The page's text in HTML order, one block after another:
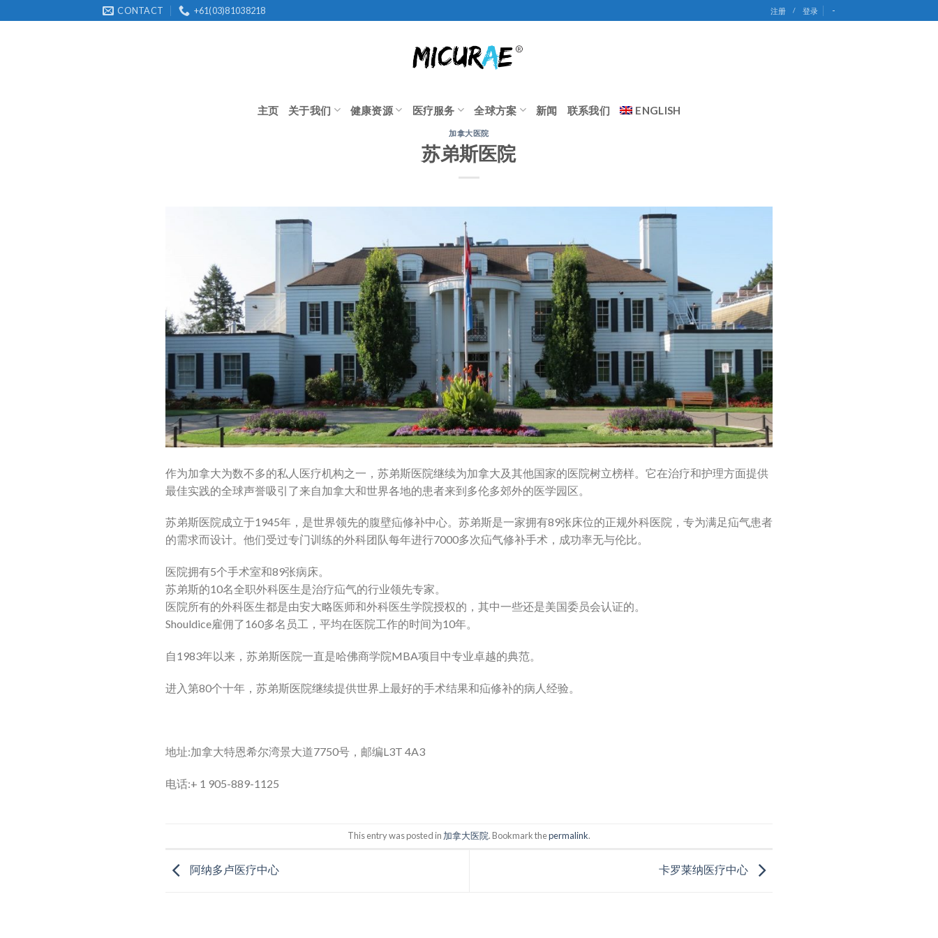
to
CONTACT +61(03)81038218 注册 / 登录 -
主页 关于我们 健康资源 医疗服务 全球方案 新闻 联系我们 ENGLISH
加拿大医院
苏弟斯医院
作为加拿大为数不多的私人医疗机构之一，苏弟斯医院继续为加拿大及其他国家的医院树立榜样。它在治疗和护理方面提供
最佳实践的全球声誉吸引了来自加拿大和世界各地的患者来到多伦多郊外的医学园区。
苏弟斯医院成立于1945年，是世界领先的腹壁疝修补中心。苏弟斯是一家拥有89张床位的正规外科医院，专为满足疝气患者
的需求而设计。他们受过专门训练的外科团队每年进行7000多次疝气修补手术，成功率无与伦比。
医院拥有5个手术室和89张病床。
苏弟斯的10名全职外科医生是治疗疝气的行业领先专家。
医院所有的外科医生都是由安大略医师和外科医生学院授权的，其中一些还是美国委员会认证的。
Shouldice雇佣了160多名员工，平均在医院工作的时间为10年。
自1983年以来，苏弟斯医院一直是哈佛商学院MBA项目中专业卓越的典范。
进入第80个十年，苏弟斯医院继续提供世界上最好的手术结果和疝修补的病人经验。
地址:加拿大特恩希尔湾景大道7750号，邮编L3T 4A3
电话:+ 1 905-889-1125
This entry was posted in 加拿大医院. Bookmark thepermalink.
阿纳多卢医疗中心 卡罗莱纳医疗中心